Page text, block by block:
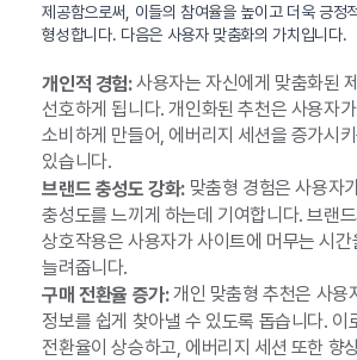
제공함으로써, 이들의 참여율을 높이고 더욱 긍정
형성합니다. 다음은 사용자 맞춤화의 가치입니다.
개인적 경험:사용자는 자신에게 맞춤화된
선호하게 됩니다. 개인화된 추천은 사용자
소비하게 만들어, 에버리지 세션을 증가시
있습니다.
브랜드 충성도 강화:맞춤형 경험은 사용자
충성도를 느끼게 하는데 기여합니다. 브랜
상호작용은 사용자가 사이트에 머무는 시간
늘려줍니다.
구매 전환율 증가:개인 맞춤형 추천은 사용
정보를 쉽게 찾아낼 수 있도록 돕습니다. 이
전환율이 상승하고, 에버리지 세션 또한 향